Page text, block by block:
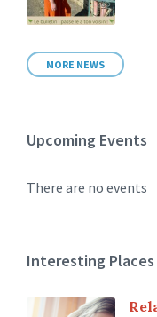
MORE NEWS
Upcoming Events
There are no events
Interesting Places